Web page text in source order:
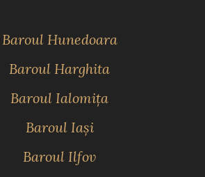
Baroul Hunedoara
Baroul Harghita
Baroul Ialomiţa
Baroul Iaşi
Baroul Ilfov